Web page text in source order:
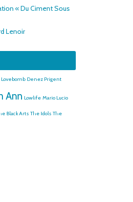
« Du Ciment Sous
Lenoir
Lovebomb Denez Prigent
Ann Lowlife Mario Lucio
Black Arts The Idols The